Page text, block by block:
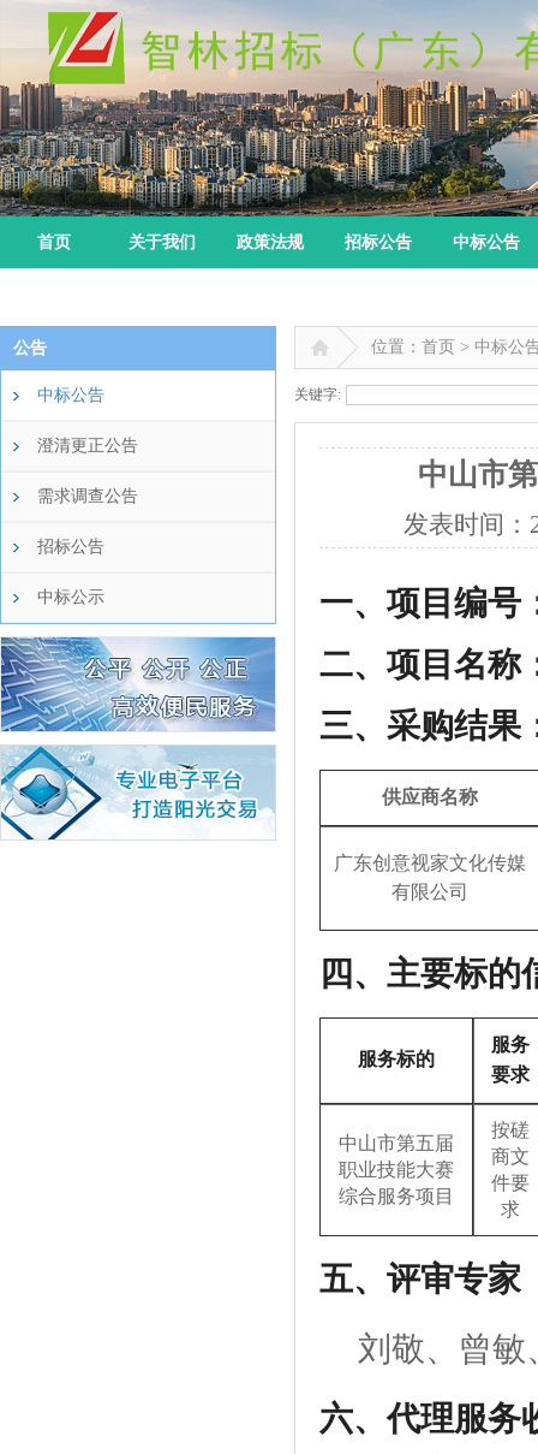
首页 关于我们 政策法规 招标公告 中标公告
公告
中标公告
澄清更正公告
需求调查公告
招标公告
中标公示
位置：首页 > 中标公
关键字:
中山市
发表时间：
一、项目编号
二、项目名称
三、采购结果
供应商名称
广东创意视家文化传媒
有限公司
四、主要标的
服务标的
服务
要求
中山市第五届
职业技能大赛
综合服务项目
按磋
商文
件要
求
五、 评审专家
刘敬、曾敏
六、代理服务